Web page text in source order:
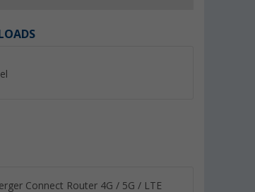
Connect Router 4G / 5G / LTE